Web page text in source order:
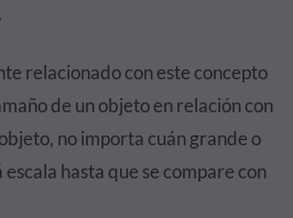
relacionado con este concepto
de un objeto en relación con
no importa cuán grande o
hasta que se compare con